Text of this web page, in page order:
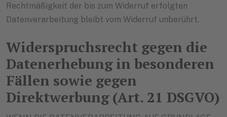
Rechtmäßigkeit der bis zum Widerruf erfolgten
Datenverarbeitung bleibt vom Widerruf unberührt.
Widerspruchsrecht gegen die
Datenerhebung in besonderen
Fällen sowie gegen
Direktwerbung (Art. 21 DSGVO)